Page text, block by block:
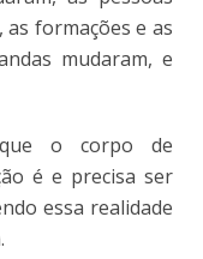
formações e as
mudaram, e
o corpo de
é e precisa ser
essa realidade